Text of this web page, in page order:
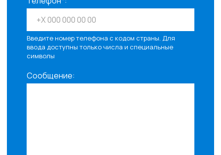
Введите номер телефона с кодом страны. Для
ввода доступны только числа и специальные
символы
Сообщение: